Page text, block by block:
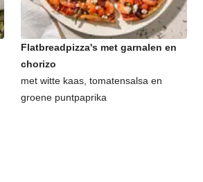
Flatbreadpizza's met garnalen en
chorizo
met witte kaas, tomatensalsa en
groene puntpaprika